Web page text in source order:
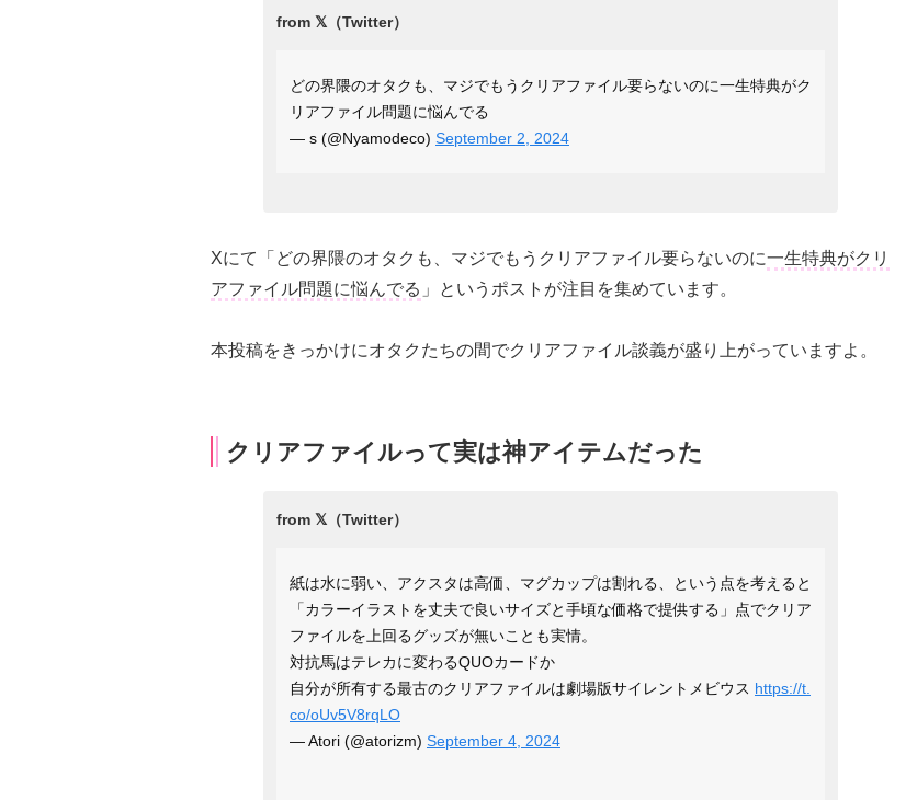
どの界隈のオタクも、マジでもうクリアファイル要らないのに一生特典がク
リアファイル問題に悩んでる
— s (@Nyamodeco) September 2, 2024
Xにて「どの界隈のオタクも、マジでもうクリアファイル要らないのに一生特典がクリ
アファイル問題に悩んでる 」というポストが注目を集めています。
本投稿をきっかけにオタクたちの間でクリアファイル談義が盛り上がっていますよ。
クリアファイルって実は神アイテムだった
紙は水に弱い、アクスタは高価、マグカップは割れる、という点を考えると
「カラーイラストを丈夫で良いサイズと手頃な価格で提供する」点でクリア
ファイルを上回るグッズが無いことも実情。
対抗馬はテレカに変わるQUOカードか
自分が所有する最古のクリアファイルは劇場版サイレントメビウス https://t.
co/oUv5V8rqLO
— Atori (@atorizm) September 4, 2024